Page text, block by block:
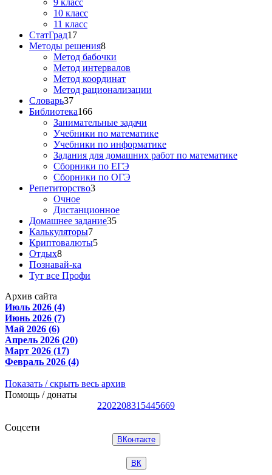
9 класс
10 класс
11 класс
СтатГрад17
Методы решения8
Метод бабочки
Метод интервалов
Метод координат
Метод рационализации
Словарь37
Библиотека166
Занимательные задачи
Учебники по математике
Учебники по информатике
Задания для домашних работ по математике
Сборники по ЕГЭ
Сборники по ОГЭ
Репетиторство3
Очное
Дистанционное
Домашнее задание35
Калькуляторы7
Криптовалюты5
Отдых8
Познавай-ка
Тут все Профи
Архив сайта
Июль 2026 (4)
Июнь 2026 (7)
Май 2026 (6)
Апрель 2026 (20)
Март 2026 (17)
Февраль 2026 (4)
Показать / скрыть весь архив
Помощь / донаты
2202208315445669
Соцсети
ВКонтакте
ВК